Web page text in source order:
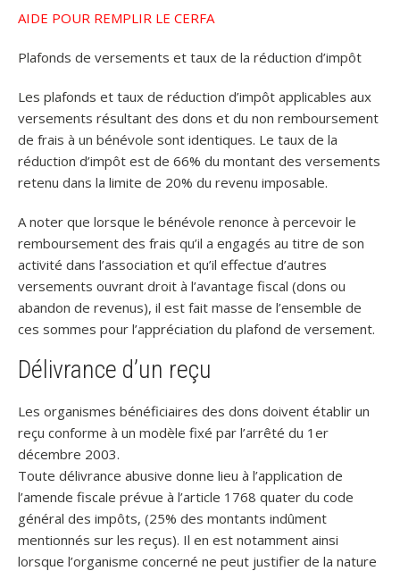
AIDE POUR REMPLIR LE CERFA
Plafonds de versements et taux de la réduction d’impôt
Les plafonds et taux de réduction d’impôt applicables aux
versements résultant des dons et du non remboursement
de frais à un bénévole sont identiques. Le taux de la
réduction d’impôt est de 66% du montant des versements
retenu dans la limite de 20% du revenu imposable.
A noter que lorsque le bénévole renonce à percevoir le
remboursement des frais qu’il a engagés au titre de son
activité dans l’association et qu’il effectue d’autres
versements ouvrant droit à l’avantage fiscal (dons ou
abandon de revenus), il est fait masse de l’ensemble de
ces sommes pour l’appréciation du plafond de versement.
Délivrance d’un reçu
Les organismes bénéficiaires des dons doivent établir un
reçu conforme à un modèle fixé par l’arrêté du 1er
décembre 2003.
Toute délivrance abusive donne lieu à l’application de
l’amende fiscale prévue à l’article 1768 quater du code
général des impôts, (25% des montants indûment
mentionnés sur les reçus). Il en est notamment ainsi
lorsque l’organisme concerné ne peut justifier de la nature